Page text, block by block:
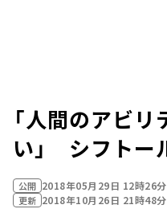
「人間のアビ
い」 シフトー
公開 2018年05月29日 12時26分
更新 2018年10月26日 21時48分